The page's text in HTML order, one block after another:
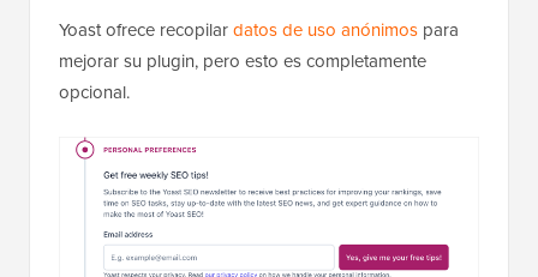
Yoast ofrece recopilardatos de uso anónimos para
mejorar su plugin, pero esto es completamente
opcional.